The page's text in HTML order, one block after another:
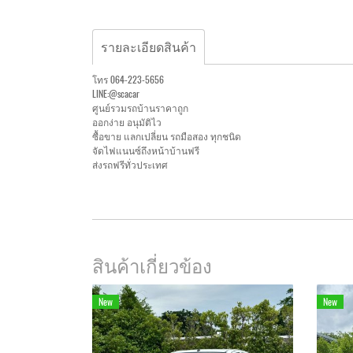
รายละเอียดสินค้า
โทร 064-223-5656
LINE:@scacar
ศูนย์รวมรถบ้านราคาถูก
ออกง่าย อนุมัติไว
ซื้อขาย แลกเปลี่ยน รถมือสอง ทุกชนิด
จัดไฟแนนซ์ถึงหน้าบ้านฟรี
ส่งรถฟรีทั่วประเทศ
สินค้าเกี่ยวข้อง
New New